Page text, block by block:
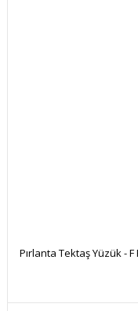
Pırlanta Tektaş Yüzük -